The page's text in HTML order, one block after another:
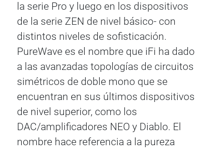
la serie Pro y luego en los dispositivos
de la serie ZEN de nivel básico- con
distintos niveles de sofisticación.
PureWave es el nombre que iFi ha dado
a las avanzadas topologías de circuitos
simétricos de doble mono que se
encuentran en sus últimos dispositivos
de nivel superior, como los
DAC/amplificadores NEO y Diablo. El
nombre hace referencia a la pureza